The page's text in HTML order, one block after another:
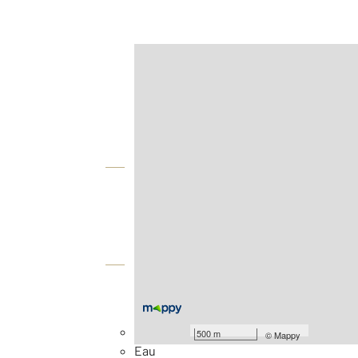
500 m ©Mappy
Général
Façade : 16 m
Eau